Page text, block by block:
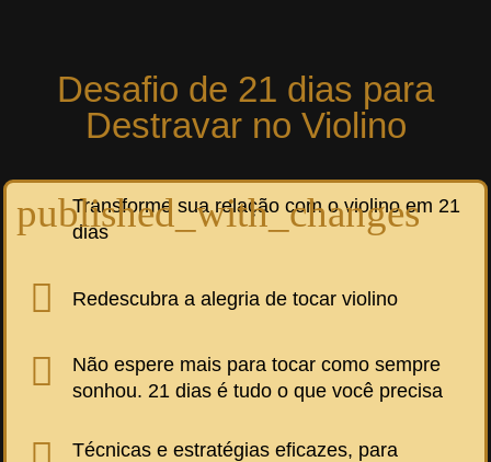
Desafio de 21 dias para
Destravar no Violino
Transforme sua relação com o violino em 21
dias
Redescubra a alegria de tocar violino
Não espere mais para tocar como sempre
sonhou. 21 dias é tudo o que você precisa
Técnicas e estratégias eficazes, para